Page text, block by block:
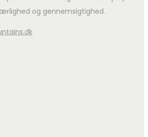
og gennemsigtighed.